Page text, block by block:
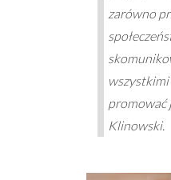
zarówno
promować
Klinowski.